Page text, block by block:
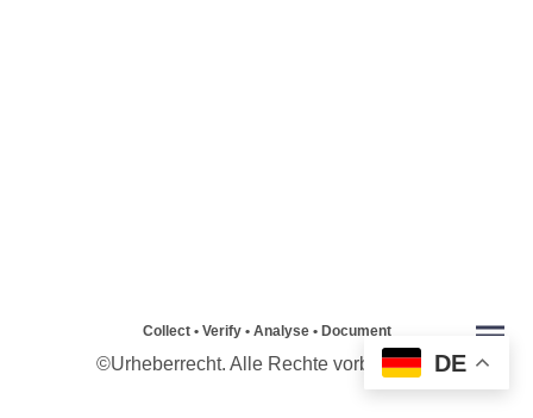
Collect • Verify • Analyse • Document
©Urheberrecht. Alle Rechte vorbehalten. DE